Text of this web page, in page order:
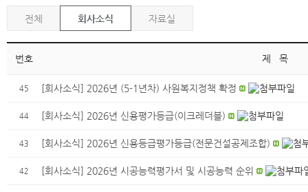
전체 회사소식 자료실
번호 제 목
45 [회사소식] 2026년 (5-1년차) 사원복지정책 확정
44 [회사소식] 2026년 신용평가등급(이크레더블)
43 [회사소식] 2026년 신용등급평가등급(전문건설공제조합)
42 [회사소식] 2026년 시공능력평가서 및 시공능력 순위